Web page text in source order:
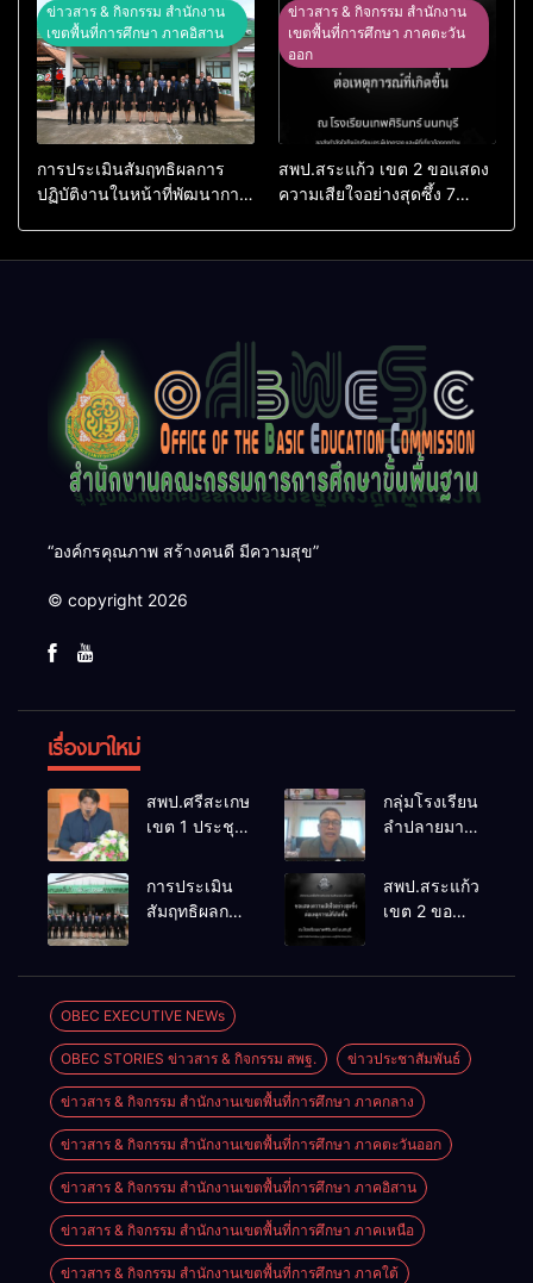
74 ปีการศึกษา 2569
ข่าวสาร & กิจกรรม สำนักงาน
เขตพื้นที่การศึกษา ภาคอิสาน
การประเมินสัมฤทธิผลการ
ปฏิบัติงานในหน้าที่พัฒนาการ
ข่าวสาร & กิจกรรม สำนักงาน
เขตพื้นที่การศึกษา ภาคตะวัน
ออก
สพป.สระแก้ว เขต 2 ขอแสดง
ความเสียใจอย่างสุดซึ้ง 7
“องค์กรคุณภาพ สร้างคนดี มีความสุข”
© copyright 2026
เรื่องมาใหม่
สพป.ศรีสะเกษ
เขต 1 ประชุม
จัดการ
แข่งขันงาน
ศิลปหัตถกรรม
74 ปีการ
ศึกษา 2569
กลุ่มโรงเรียน
ลำปลายมาศ
เคลื่อน RT,
NT, O-NET
การประเมิน
สัมฤทธิผลการ
ศึกษา
ตำแหน่ง รอง
ผู้อำนวยการ
สถานศึกษา
สพป.สระแก้ว
เขต 2 ขอ
OBEC EXECUTIVE NEWs
OBEC STORIES ข่าวสาร & กิจกรรม สพฐ. ข่าวประชาสัมพันธ์
ข่าวสาร & กิจกรรม สำนักงานเขตพื้นที่การศึกษา ภาคกลาง
ข่าวสาร & กิจกรรม สำนักงานเขตพื้นที่การศึกษา ภาคตะวันออก
ข่าวสาร & กิจกรรม สำนักงานเขตพื้นที่การศึกษา ภาคอิสาน
ข่าวสาร & กิจกรรม สำนักงานเขตพื้นที่การศึกษา ภาคเหนือ
ข่าวสาร & กิจกรรม สำนักงานเขตพื้นที่การศึกษา ภาคใต้